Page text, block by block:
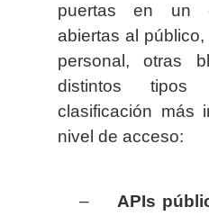
puertas en un
abiertas al
personal, otras
distintos
clasificación más
nivel de acceso:
–
APIs